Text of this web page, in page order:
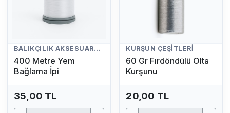
BALIKÇILIK AKSESUARLARI
400 Metre Yem
Bağlama İpi
35,00 TL
KURŞUN ÇEŞITLERI
60 Gr Fırdöndülü Olta
Kurşunu
20,00 TL